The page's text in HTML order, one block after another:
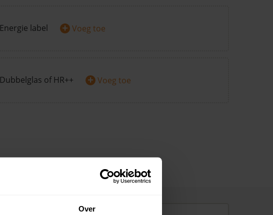
Over
Energie label + Voeg toe
Dubbelglas of HR++ + Voeg toe